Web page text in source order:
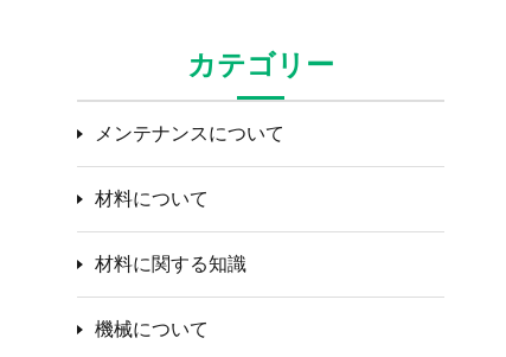
カテゴリー
メンテナンスについて
材料について
材料に関する知識
機械について